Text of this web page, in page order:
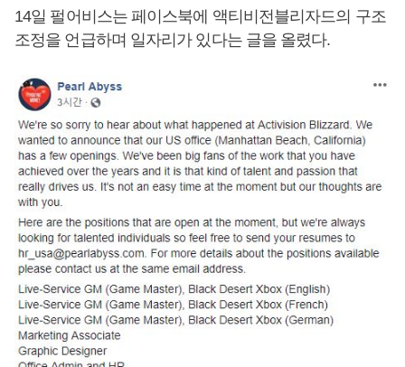
14일 펄어비스는 페이스북에 액티비전블리자드의 구조
조정을 언급하며 일자리가 있다는 글을 올렸다.